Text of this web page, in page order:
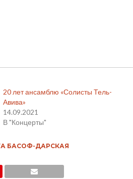
20 лет ансамблю «Солисты Тель-
Авива»
14.09.2021
В "Концерты"
БАСОФ-ДАРСКАЯ